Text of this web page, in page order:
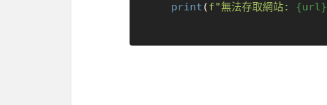
print (f"無法存取網站: {url}